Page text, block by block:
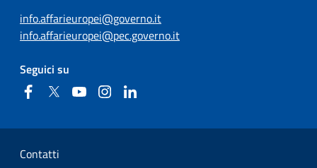
info.affarieuropei@governo.it
info.affarieuropei@pec.governo.it
Seguici su
FacebookTwitter YouTubeInstagram
Sezione Link Utili
Contatti